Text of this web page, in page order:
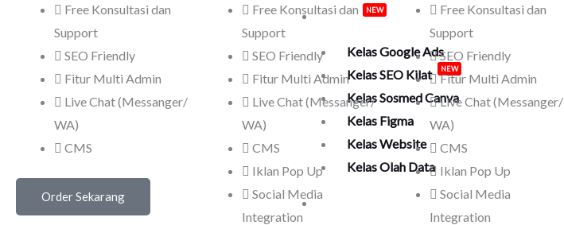
Kelas
NEW
Kelas Google Ads
Kelas SEO Kilat
NEW
Kelas Sosmed Canva
Kelas Figma
Kelas Website
Kelas Olah Data
Free Konsultasi dan
Support
SEO Friendly
Fitur Multi Admin
Live Chat (Messanger/
WA)
CMS
Order Sekarang
Free Konsultasi dan
Support
SEO Friendly
Fitur Multi Admin
Live Chat (Messanger/
WA)
CMS
Iklan Pop Up
Social Media
Integration
Free Konsultasi dan
Support
SEO Friendly
Fitur Multi Admin
Live Chat (Messanger/
WA)
CMS
Iklan Pop Up
Social Media
Integration